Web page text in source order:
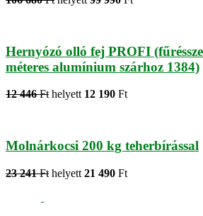
Hernyózó olló fej PROFI
méteres alumínium szárhoz 1384)
12 446 Fthelyett 12 190 Ft
Molnárkocsi 200 kg teherbírással
23 241 Ft helyett 21 490 Ft